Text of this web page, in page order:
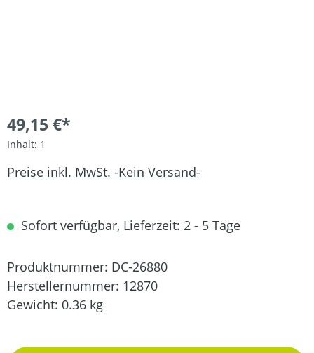
49,15 €*
Inhalt: 1
Preise inkl. MwSt. -Kein Versand-
Sofort verfügbar, Lieferzeit: 2 - 5 Tage
Produktnummer: DC-26880
Herstellernummer: 12870
Gewicht: 0.36 kg